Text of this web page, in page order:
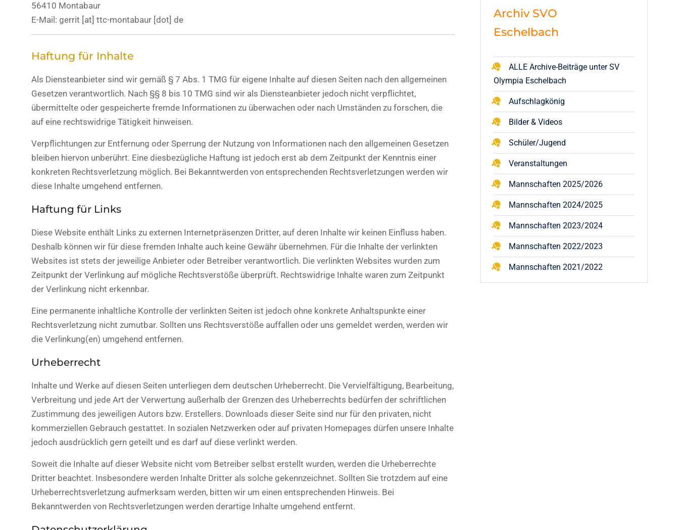
56410 Montabaur
E-Mail: gerrit [at] ttc-montabaur [dot] de
Haftung für Inhalte
Als Diensteanbieter sind wir gemäß § 7 Abs. 1 TMG für eigene Inhalte auf diesen Seiten nach den allgemeinen
Gesetzen verantwortlich. Nach §§ 8 bis 10 TMG sind wir als Diensteanbieter jedoch nicht verpflichtet,
übermittelte oder gespeicherte fremde Informationen zu überwachen oder nach Umständen zu forschen, die
auf eine rechtswidrige Tätigkeit hinweisen.
Verpflichtungen zur Entfernung oder Sperrung der Nutzung von Informationen nach den allgemeinen Gesetzen
bleiben hiervon unberührt. Eine diesbezügliche Haftung ist jedoch erst ab dem Zeitpunkt der Kenntnis einer
konkreten Rechtsverletzung möglich. Bei Bekanntwerden von entsprechenden Rechtsverletzungen werden wir
diese Inhalte umgehend entfernen.
Haftung für Links
Diese Website enthält Links zu externen Internetpräsenzen Dritter, auf deren Inhalte wir keinen Einfluss haben.
Deshalb können wir für diese fremden Inhalte auch keine Gewähr übernehmen. Für die Inhalte der verlinkten
Websites ist stets der jeweilige Anbieter oder Betreiber verantwortlich. Die verlinkten Websites wurden zum
Zeitpunkt der Verlinkung auf mögliche Rechtsverstöße überprüft. Rechtswidrige Inhalte waren zum Zeitpunkt
der Verlinkung nicht erkennbar.
Eine permanente inhaltliche Kontrolle der verlinkten Seiten ist jedoch ohne konkrete Anhaltspunkte einer
Rechtsverletzung nicht zumutbar. Sollten uns Rechtsverstöße auffallen oder uns gemeldet werden, werden wir
die Verlinkung(en) umgehend entfernen.
Urheberrecht
Inhalte und Werke auf diesen Seiten unterliegen dem deutschen Urheberrecht. Die Vervielfältigung, Bearbeitung,
Verbreitung und jede Art der Verwertung außerhalb der Grenzen des Urheberrechts bedürfen der schriftlichen
Zustimmung des jeweiligen Autors bzw. Erstellers. Downloads dieser Seite sind nur für den privaten, nicht
kommerziellen Gebrauch gestattet. In sozialen Netzwerken oder auf privaten Homepages dürfen unsere Inhalte
jedoch ausdrücklich gern geteilt und es darf auf diese verlinkt werden.
Soweit die Inhalte auf dieser Website nicht vom Betreiber selbst erstellt wurden, werden die Urheberrechte
Dritter beachtet. Insbesondere werden Inhalte Dritter als solche gekennzeichnet. Sollten Sie trotzdem auf eine
Urheberrechtsverletzung aufmerksam werden, bitten wir um einen entsprechenden Hinweis. Bei
Bekanntwerden von Rechtsverletzungen werden derartige Inhalte umgehend entfernt.
Archiv SVO
Eschelbach
ALLE Archive-Beiträge unter SV
Olympia Eschelbach
Aufschlagkönig
Bilder & Videos
Schüler/Jugend
Veranstaltungen
Mannschaften 2025/2026
Mannschaften 2024/2025
Mannschaften 2023/2024
Mannschaften 2022/2023
Mannschaften 2021/2022